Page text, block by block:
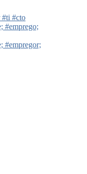
#ti #cto
#emprego;
#empregor;